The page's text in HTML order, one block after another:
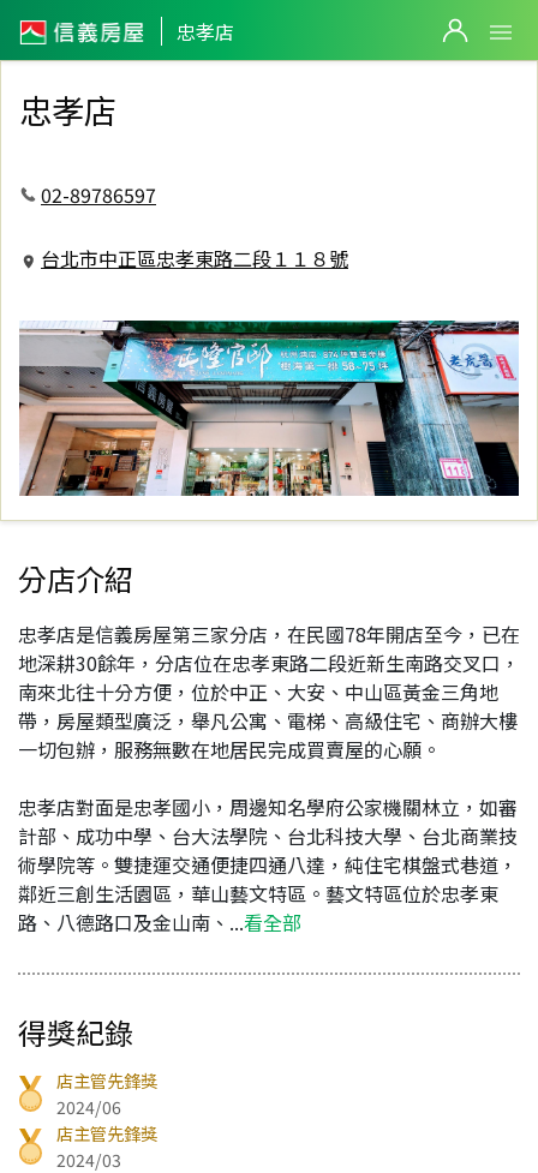
忠孝店
信義房屋忠孝店
忠孝店
02-89786597
台北市中正區忠孝東路二段１１８號
分店介紹
忠孝店是信義房屋第三家分店，在民國78年開店至今，已在
地深耕30餘年，分店位在忠孝東路二段近新生南路交叉口，
南來北往十分方便，位於中正、大安、中山區黃金三角地
帶，房屋類型廣泛，舉凡公寓、電梯、高級住宅、商辦大樓
一切包辦，服務無數在地居民完成買賣屋的心願。
忠孝店對面是忠孝國小，周邊知名學府公家機關林立，如審
計部、成功中學、台大法學院、台北科技大學、台北商業技
術學院等。雙捷運交通便捷四通八達，純住宅棋盤式巷道，
鄰近三創生活園區，華山藝文特區。藝文特區位於忠孝東
路、八德路口及金山南、...看全部
得獎紀錄
店主管先鋒獎
2024/06
店主管先鋒獎
2024/03